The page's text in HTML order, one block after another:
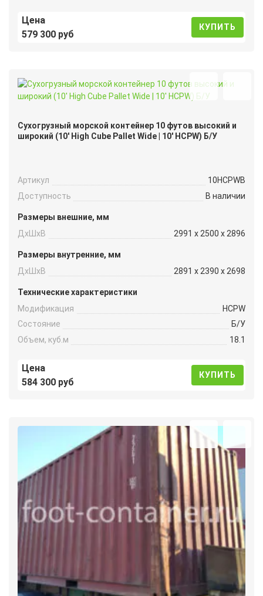
Цена
579 300 руб
КУПИТЬ
Сухогрузный морской контейнер 10 футов высокий и
широкий (10′ High Cube Pallet Wide | 10′ HCPW) Б/У
Артикул
10HCPWB
Доступность
В наличии
Размеры внешние, мм
ДxШxВ
2991 x 2500 x 2896
Размеры внутренние, мм
ДxШxВ
2891 x 2390 x 2698
Технические характеристики
Модификация
HCPW
Состояние
Б/У
Объем, куб.м
18.1
Цена
584 300 руб
КУПИТЬ